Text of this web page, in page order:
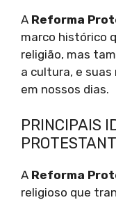
A Reforma
marco histórico
religião, mas
a cultura, e
em nossos dias.
PRINCIPAIS
A Reforma
religioso que